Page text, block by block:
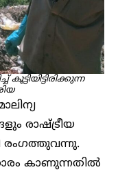
കൂട്ടിയിട്ടിരിക്കുന്ന
രാഷ്ട്രീയ
രംഗത്തുവന്നു.
കാണുന്നതിൽ